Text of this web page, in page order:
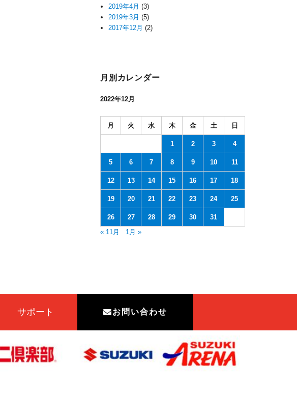
2019年4月 (3)
2019年3月 (5)
2017年12月 (2)
月別カレンダー
2022年12月
月 火 水 木 金 土 日
1 2 3 4
5 6 7 8 9 10 11
12 13 14 15 16 17 18
19 20 21 22 23 24 25
26 27 28 29 30
31
« 11月
1月 »
サポート お問い合わせ